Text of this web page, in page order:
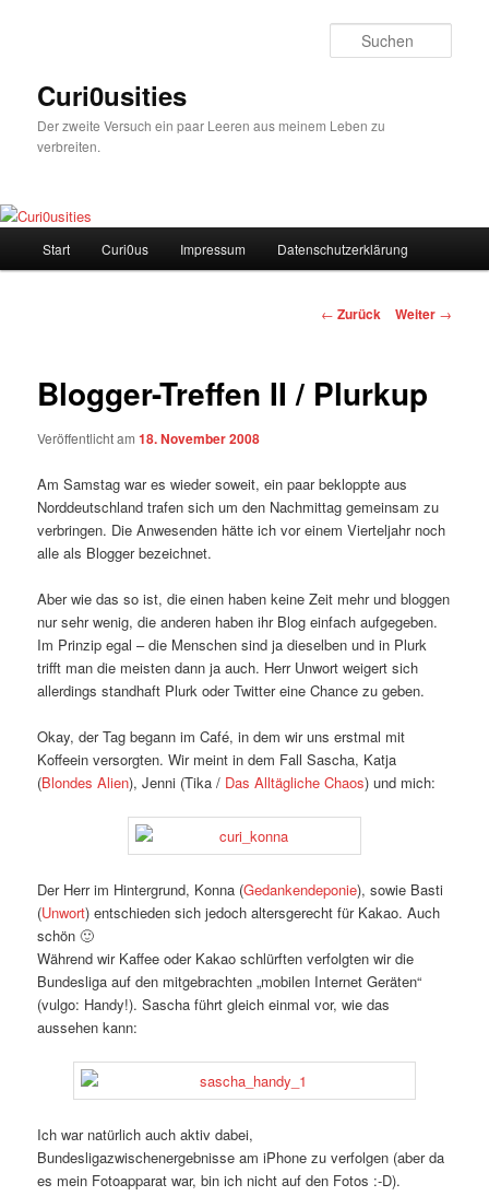
Curi0usities
Der zweite Versuch ein paar Leeren aus meinem Leben zu
verbreiten.
Start Curi0us Impressum Datenschutzerklärung
Beitrags-
← Zurück Weiter →
Blogger-Treffen II / Plurkup
Veröffentlicht am18. November 2008
Am Samstag war es wieder soweit, ein paar bekloppte aus
Norddeutschland trafen sich um den Nachmittag gemeinsam zu
verbringen. Die Anwesenden hätte ich vor einem Vierteljahr noch
alle als Blogger bezeichnet.
Aber wie das so ist, die einen haben keine Zeit mehr und bloggen
nur sehr wenig, die anderen haben ihr Blog einfach aufgegeben.
Im Prinzip egal – die Menschen sind ja dieselben und in Plurk
trifft man die meisten dann ja auch. Herr Unwort weigert sich
allerdings standhaft Plurk oder Twitter eine Chance zu geben.
Okay, der Tag begann im Café, in dem wir uns erstmal mit
Koffeein versorgten. Wir meint in dem Fall Sascha, Katja
(Blondes Alien), Jenni (Tika / Das Alltägliche Chaos) und mich:
Der Herr im Hintergrund, Konna (Gedankendeponie), sowie Basti
(Unwort) entschieden sich jedoch altersgerecht für Kakao. Auch
schön 🙂
Während wir Kaffee oder Kakao schlürften verfolgten wir die
Bundesliga auf den mitgebrachten „mobilen Internet Geräten“
(vulgo: Handy!). Sascha führt gleich einmal vor, wie das
aussehen kann:
Ich war natürlich auch aktiv dabei,
Bundesligazwischenergebnisse am iPhone zu verfolgen (aber da
es mein Fotoapparat war, bin ich nicht auf den Fotos :-D).